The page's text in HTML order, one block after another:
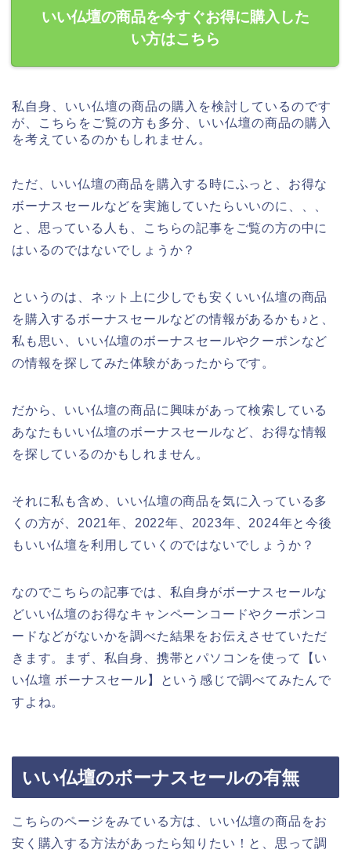
いい仏壇の商品を今すぐお得に購入した
い方はこちら
私自身、いい仏壇の商品の購入を検討しているのです
が、こちらをご覧の方も多分、いい仏壇の商品の購入
を考えているのかもしれません。
ただ、いい仏壇の商品を購入する時にふっと、お得な
ボーナスセールなどを実施していたらいいのに、、、
と、思っている人も、こちらの記事をご覧の方の中に
はいるのではないでしょうか？
というのは、ネット上に少しでも安くいい仏壇の商品
を購入するボーナスセールなどの情報があるかも♪と、
私も思い、いい仏壇のボーナスセールやクーポンなど
の情報を探してみた体験があったからです。
だから、いい仏壇の商品に興味があって検索している
あなたもいい仏壇のボーナスセールなど、お得な情報
を探しているのかもしれません。
それに私も含め、いい仏壇の商品を気に入っている多
くの方が、2021年、2022年、2023年、2024年と今後
もいい仏壇を利用していくのではないでしょうか？
なのでこちらの記事では、私自身がボーナスセールな
どいい仏壇のお得なキャンペーンコードやクーポンコ
ードなどがないかを調べた結果をお伝えさせていただ
きます。まず、私自身、携帯とパソコンを使って【い
い仏壇 ボーナスセール】という感じで調べてみたんで
すよね。
いい仏壇のボーナスセールの有無
こちらのページをみている方は、いい仏壇の商品をお
安く購入する方法があったら知りたい！と、思って調